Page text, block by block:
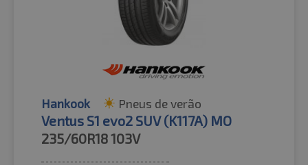
Hankook Pneus de verão
Ventus S1 evo2 SUV (K117A) MO
235/60R18103V